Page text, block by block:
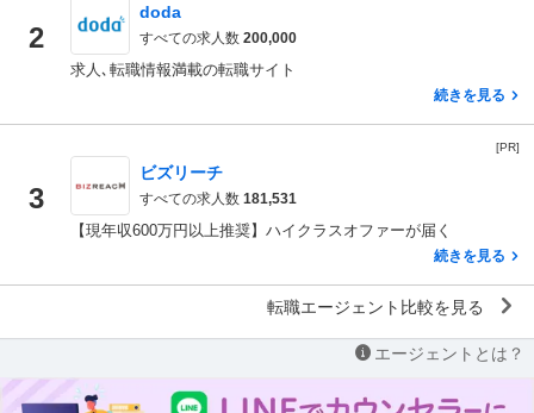
2
doda
すべての求人数 200,000
求人､転職情報満載の転職サイト
続きを見る
[PR]
3
ビズリーチ
すべての求人数 181,531
【現年収600万円以上推奨】ハイクラスオファーが届く
続きを見る
転職エージェント比較を見る
エージェントとは？